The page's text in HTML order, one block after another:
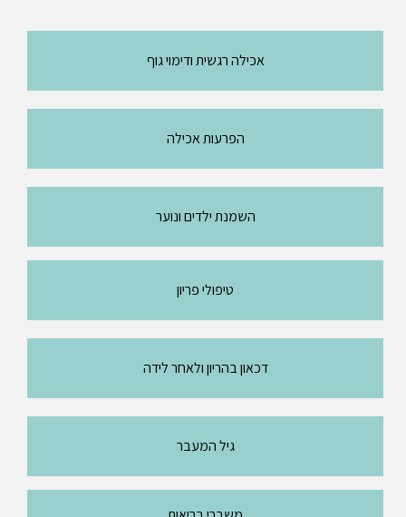
אכילה רגשית ודימוי גוף
הפרעות אכילה
השמנת ילדים ונוער
טיפולי פריון
דכאון בהריון ולאחר לידה
גיל המעבר